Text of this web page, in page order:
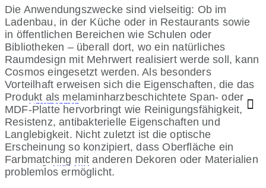
Wissen
Unternehmen
Über Uns
Die Anwendungszwecke sind vielseitig: Ob im
Ladenbau, in der Küche oder in Restaurants sowie
in öffentlichen Bereichen wie Schulen oder
Bibliotheken – überall dort, wo ein natürliches
Raumdesign mit Mehrwert realisiert werde soll, kann
Cosmos eingesetzt werden. Als besonders
Vorteilhaft erweisen sich die Eigenschaften, die das
Produkt als melaminharzbeschichtete Span- oder
MDF-Platte hervorbringt wie Reinigungsfähigkeit,
Resistenz, antibakterielle Eigenschaften und
Langlebigkeit. Nicht zuletzt ist die optische
Erscheinung so konzipiert, dass Oberfläche ein
Farbmatching mit anderen Dekoren oder Materialien
problemlos ermöglicht.